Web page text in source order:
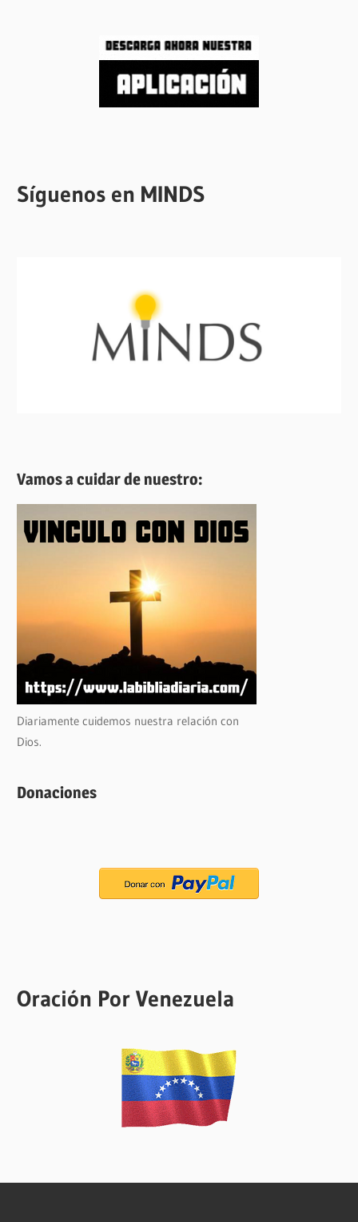
Síguenos en MINDS
Vamos a cuidar de nuestro:
Diariamente cuidemos nuestra relación con
Dios.
Donaciones
Oración Por Venezuela